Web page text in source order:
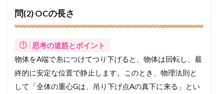
問(2) OCの長さ
思考の道筋とポイント
物体をA端で糸につけてつり下げると、物体は回転し、最
終的に安定な位置で静止します。このとき、物理法則と
して「全体の重心Gは、吊り下げ点Aの真下に来る」とい